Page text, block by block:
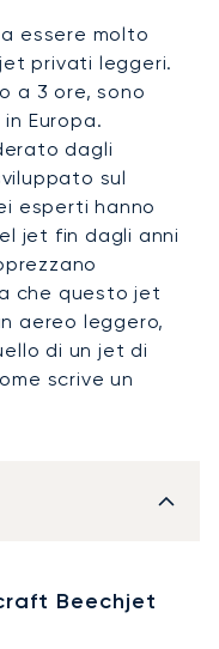
essere molto
privati leggeri.
a 3 ore, sono
Europa.
dagli
sul
esperti hanno
jet fin dagli anni
che questo jet
aereo leggero,
di un jet di
scrive un
Beechjet